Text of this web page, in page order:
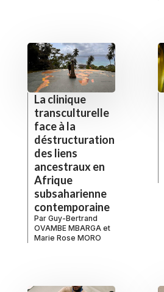
La clinique
transculturelle
face à la
déstructuration
des liens
ancestraux en
Afrique
subsaharienne
contemporaine
Par Guy-Bertrand
OVAMBE MBARGA et
Marie Rose MORO